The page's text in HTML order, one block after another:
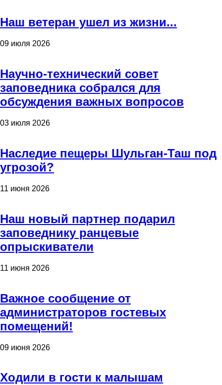
Наш ветеран ушел из жизни...
09 июля 2026
Научно-технический совет
заповедника собрался для
обсуждения важных вопросов
03 июля 2026
Наследие пещеры Шульган-Таш под
угрозой?
11 июня 2026
Наш новый партнер подарил
заповеднику ранцевые
опрыскиватели
11 июня 2026
Важное сообщение от
администраторов гостевых
помещений!
09 июня 2026
Ходили в гости к малышам